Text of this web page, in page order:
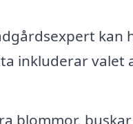
kan
inkluderar valet
blommor,